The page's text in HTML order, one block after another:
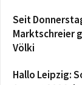
Seit
Marktschreier
Völki
Hallo Leipzig: